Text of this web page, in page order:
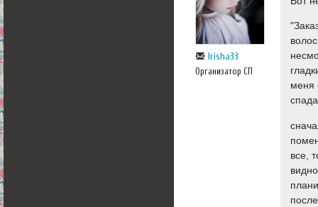
Irisha33
Организатор СП
меня
все,